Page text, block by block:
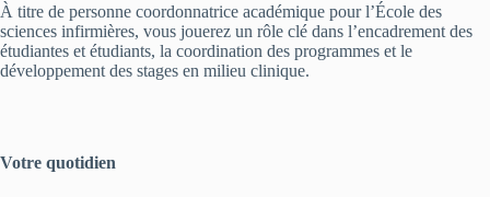
À titre de personne coordonnatrice académique pour l’École des
sciences infirmières, vous jouerez un rôle clé dans l’encadrement des
étudiantes et étudiants, la coordination des programmes et le
développement des stages en milieu clinique.
Votre quotidien